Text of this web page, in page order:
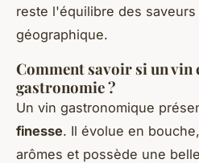
reste l'équilibre des
géographique.
Comment savoir si un vin
gastronomie ?
Un vin gastronomique
finesse. Il évolue en
arômes et possède une